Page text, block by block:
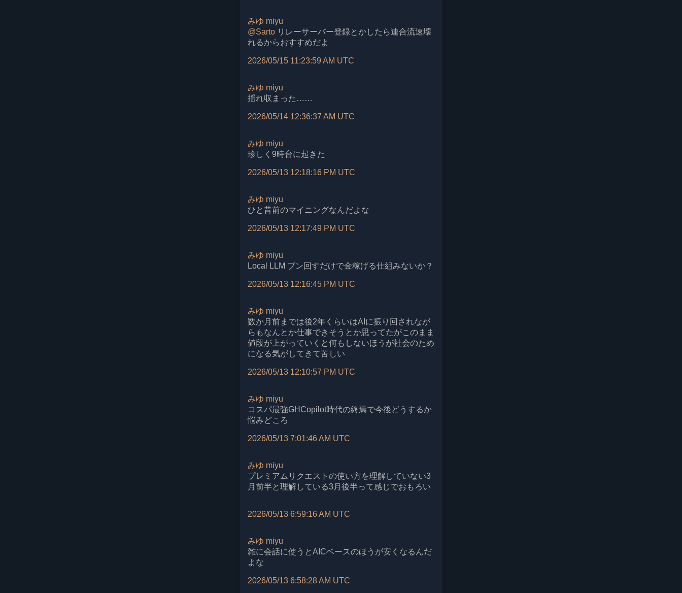
みゆ miyu
@Sarto リレーサーバー登録とかしたら連合流速壊
れるからおすすめだよ
2026/05/15 11:23:59 AM UTC
みゆ miyu
揺れ収まった……
2026/05/14 12:36:37 AM UTC
みゆ miyu
珍しく9時台に起きた
2026/05/13 12:18:16 PM UTC
みゆ miyu
ひと昔前のマイニングなんだよな
2026/05/13 12:17:49 PM UTC
みゆ miyu
Local LLM ブン回すだけで金稼げる仕組みないか？
2026/05/13 12:16:45 PM UTC
みゆ miyu
数か月前までは後2年くらいはAIに振り回されなが
らもなんとか仕事できそうとか思ってたがこのまま
値段が上がっていくと何もしないほうが社会のため
になる気がしてきて苦しい
2026/05/13 12:10:57 PM UTC
みゆ miyu
コスパ最強GHCopilot時代の終焉で今後どうするか
悩みどころ
2026/05/13 7:01:46 AM UTC
みゆ miyu
プレミアムリクエストの使い方を理解していない3
月前半と理解している3月後半って感じでおもろい
2026/05/13 6:59:16 AM UTC
みゆ miyu
雑に会話に使うとAICベースのほうが安くなるんだ
よな
2026/05/13 6:58:28 AM UTC